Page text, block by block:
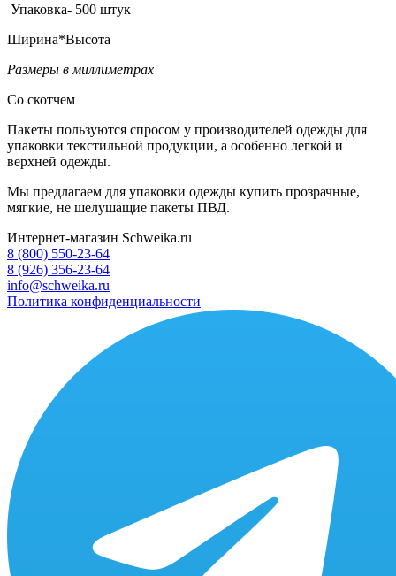
Упаковка- 500 штук
Ширина*Высота
Размеры в миллиметрах
Со скотчем
Пакеты пользуются спросом у производителей одежды для
упаковки текстильной продукции, а особенно легкой и
верхней одежды.
Мы предлагаем для упаковки одежды купить прозрачные,
мягкие, не шелушащие пакеты ПВД.
Интернет-магазин Schweika.ru
8 (800) 550-23-64
8 (926) 356-23-64
info@schweika.ru
Политика конфиденциальности